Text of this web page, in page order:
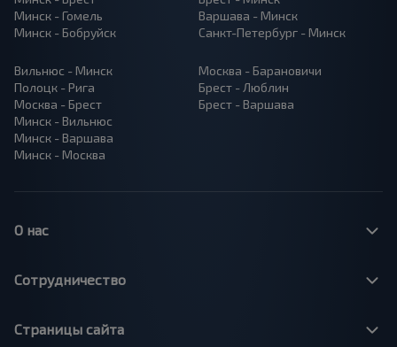
Минск - Гомель
Минск - Бобруйск
Варшава - Минск
Санкт-Петербург - Минск
Вильнюс - Минск
Полоцк - Рига
Москва - Брест
Минск - Вильнюс
Минск - Варшава
Минск - Москва
Москва - Барановичи
Брест - Люблин
Брест - Варшава
О нас
Сотрудничество
Страницы сайта